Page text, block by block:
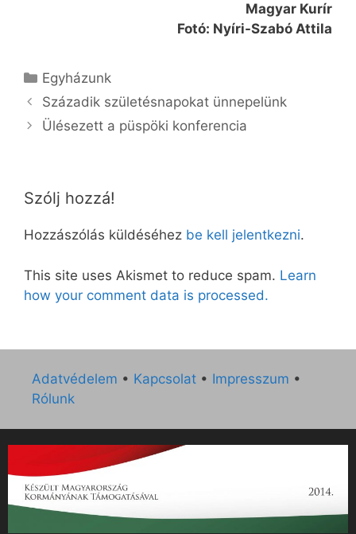
Magyar Kurír
Fotó: Nyíri-Szabó Attila
Kategória
Egyházunk
Századik születésnapokat ünnepelünk
Ülésezett a püspöki konferencia
Szólj hozzá!
Hozzászólás küldéséhez be kell jelentkezni.
This site uses Akismet to reduce spam. Learn
how your comment data is processed.
Adatvédelem • Kapcsolat • Impresszum •
Rólunk